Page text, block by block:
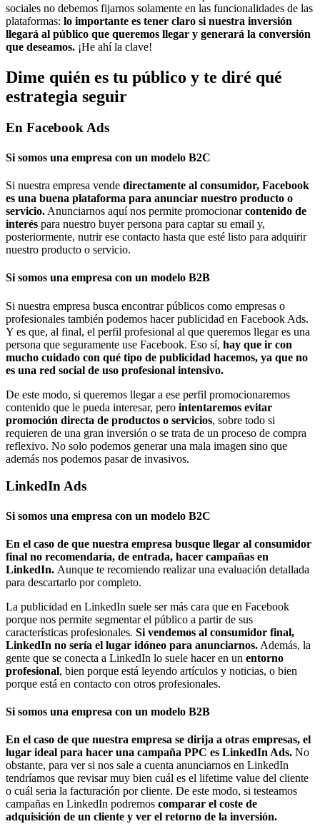
sociales no debemos fijarnos solamente en las funcionalidades de las
plataformas: lo importante es tener claro si nuestra inversión
llegará al público que queremos llegar y generará la conversión
que deseamos. ¡He ahí la clave!
Dime quién es tu público y te diré qué
estrategia seguir
En Facebook Ads
Si somos una empresa con un modelo B2C
Si nuestra empresa vende directamente al consumidor, Facebook
es una buena plataforma para anunciar nuestro producto o
servicio. Anunciarnos aquí nos permite promocionarcontenido de
interés para nuestro buyer persona para captar su email y,
posteriormente, nutrir ese contacto hasta que esté listo para adquirir
nuestro producto o servicio.
Si somos una empresa con un modelo B2B
Si nuestra empresa busca encontrar públicos como empresas o
profesionales también podemos hacer publicidad en Facebook Ads.
Y es que, al final, el perfil profesional al que queremos llegar es una
persona que seguramente use Facebook. Eso sí, hay que ir con
mucho cuidado con qué tipo de publicidad hacemos, ya que no
es una red social de uso profesional intensivo.
De este modo, si queremos llegar a ese perfil promocionaremos
contenido que le pueda interesar, pero intentaremos evitar
promoción directa de productos o servicios, sobre todo si
requieren de una gran inversión o se trata de un proceso de compra
reflexivo. No solo podemos generar una mala imagen sino que
además nos podemos pasar de invasivos.
LinkedIn Ads
Si somos una empresa con un modelo B2C
En el caso de que nuestra empresa busque llegar al consumidor
final no recomendaría, de entrada, hacer campañas en
LinkedIn. Aunque te recomiendo realizar una evaluación detallada
para descartarlo por completo.
La publicidad en LinkedIn suele ser más cara que en Facebook
porque nos permite segmentar el público a partir de sus
características profesionales. Si vendemos al consumidor final,
LinkedIn no sería el lugar idóneo para anunciarnos. Además, la
gente que se conecta a LinkedIn lo suele hacer en un entorno
profesional, bien porque está leyendo artículos y noticias, o bien
porque está en contacto con otros profesionales.
Si somos una empresa con un modelo B2B
En el caso de que nuestra empresa se dirija a otras empresas, el
lugar ideal para hacer una campaña PPC es LinkedIn Ads. No
obstante, para ver si nos sale a cuenta anunciarnos en LinkedIn
tendríamos que revisar muy bien cuál es el lifetime value del cliente
o cuál seria la facturación por cliente. De este modo, si testeamos
campañas en LinkedIn podremos comparar el coste de
adquisición de un cliente y ver el retorno de la inversión.